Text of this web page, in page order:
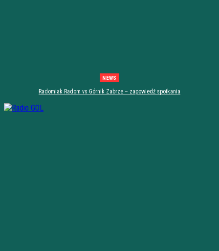
NEWS
Radomiak Radom vs Górnik Zabrze – zapowiedź spotkania